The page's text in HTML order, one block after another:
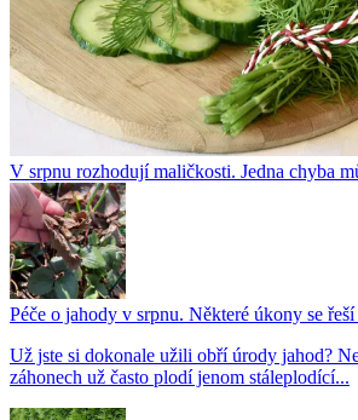
V srpnu rozhodují maličkosti. Jedna chyba
Péče o jahody v srpnu. Některé úkony se
Už jste si dokonale užili obří úrody jahod?
záhonech už často plodí jenom stáleplodící...